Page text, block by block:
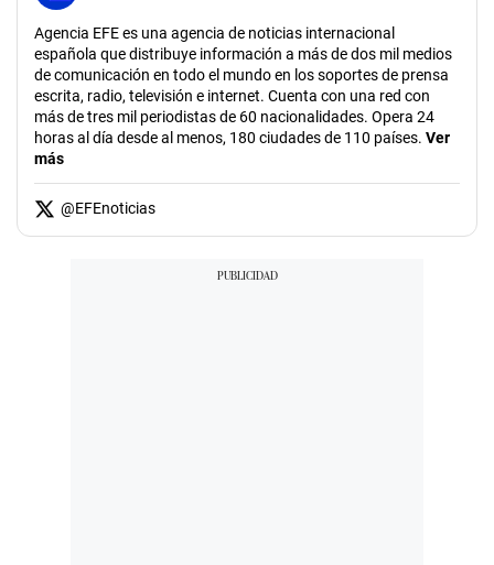
Agencia EFE es una agencia de noticias internacional
española que distribuye información a más de dos mil medios
de comunicación en todo el mundo en los soportes de prensa
escrita, radio, televisión e internet. Cuenta con una red con
más de tres mil periodistas de 60 nacionalidades. Opera 24
horas al día desde al menos, 180 ciudades de 110 países. Ver
más
@EFEnoticias